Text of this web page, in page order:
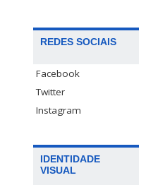
REDES SOCIAIS
Facebook
Twitter
Instagram
IDENTIDADE
VISUAL